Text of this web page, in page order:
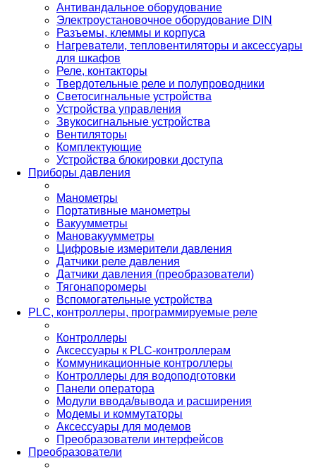
Антивандальное оборудование
Электроустановочное оборудование DIN
Разъемы, клеммы и корпуса
Нагреватели, тепловентиляторы и аксессуары
для шкафов
Реле, контакторы
Твердотельные реле и полупроводники
Светосигнальные устройства
Устройства управления
Звукосигнальные устройства
Вентиляторы
Комплектующие
Устройства блокировки доступа
Приборы давления
Манометры
Портативные манометры
Вакуумметры
Мановакуумметры
Цифровые измерители давления
Датчики реле давления
Датчики давления (преобразователи)
Тягонапоромеры
Вспомогательные устройства
PLС, контроллеры, программируемые реле
Контроллеры
Аксессуары к PLC-контроллерам
Коммуникационные контроллеры
Контроллеры для водоподготовки
Панели оператора
Модули ввода/вывода и расширения
Модемы и коммутаторы
Аксессуары для модемов
Преобразователи интерфейсов
Преобразователи